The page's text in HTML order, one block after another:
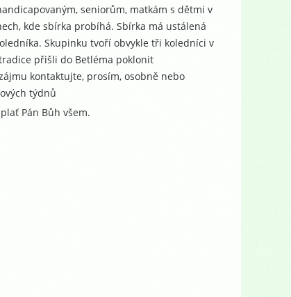
seniorům, matkám s dětmi v
kde sbírka probíhá. Sbírka má ustálená
Skupinku tvoří obvykle tři koledníci v
přišli do Betléma poklonit
kontaktujte, prosím, osobně nebo
týdnů
Pán Bůh všem.